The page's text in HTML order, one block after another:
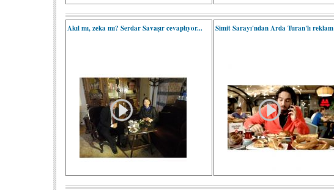
Akıl mı, zeka mı? Serdar Savaşır cevaplıyor... Simit Sarayı'ndan Arda Turan'lı reklam